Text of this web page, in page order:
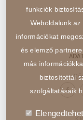
funkciók
Weboldalunk
információkat
és elemző
más
biztosítottál
szolgáltatásaik